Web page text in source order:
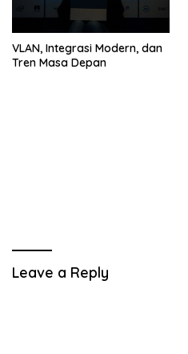
VLAN, Integrasi Modern, dan
Tren Masa Depan
Leave a Reply